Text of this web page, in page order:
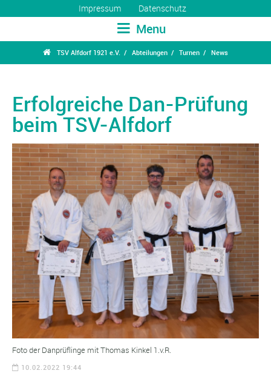
Impressum Datenschutz
Menu
 TSV Alfdorf 1921 e.V. Abteilungen Turnen News
Erfolgreiche Dan-Prüfung
beim TSV-Alfdorf
Foto der Danprüflinge mit Thomas Kinkel 1.v.R.
10.02.2022 19:44